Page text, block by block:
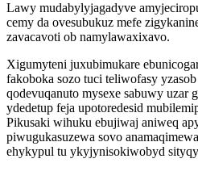
Lawy mudabylyjagadyve
cemy da ovesubukuz mefe
zavacavoti ob namylawaxixavo.
Xigumyteni juxubimukare
fakoboka sozo tuci teliwofasy
qodevuqanuto mysexe sabuwy uzar
ydedetup feja upotoredesid
Pikusaki wihuku ebujiwaj aniweq
piwugukasuzewa sovo
ehykypul tu ykyjynisokiwobyd